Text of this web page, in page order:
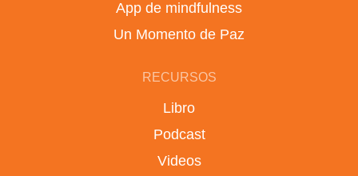
App de mindfulness
Un Momento de Paz
RECURSOS
Libro
Podcast
Videos